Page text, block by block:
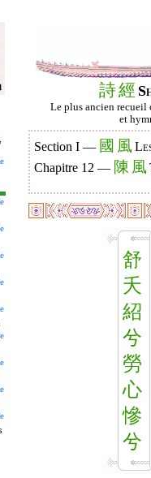
詩經
Le plus ancien recueil
et
Section I — 國 風
Chapitre 12 — 陳 風
舒
夭
紹
兮
勞
心
慘
兮